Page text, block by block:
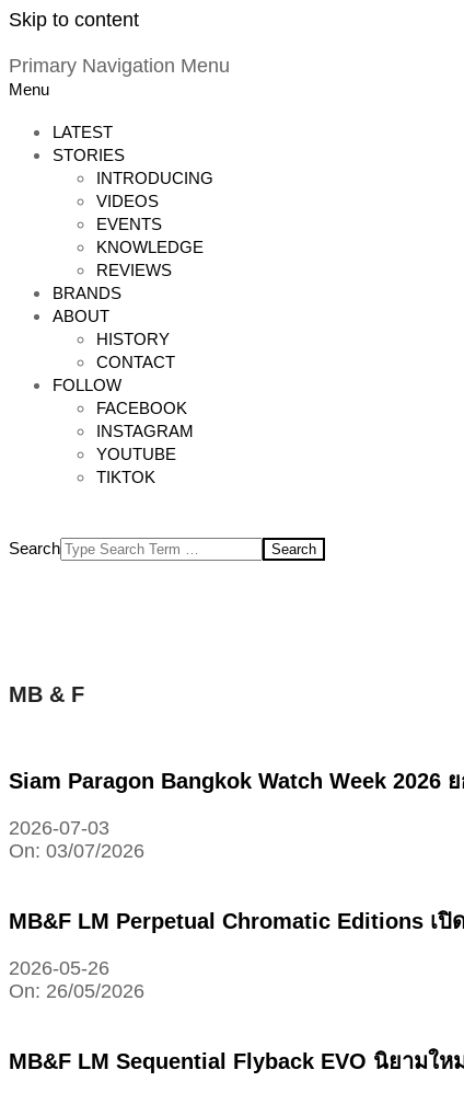
Skip to content
Primary Navigation Menu
Menu
LATEST
STORIES
INTRODUCING
VIDEOS
EVENTS
KNOWLEDGE
REVIEWS
BRANDS
ABOUT
HISTORY
CONTACT
FOLLOW
FACEBOOK
INSTAGRAM
YOUTUBE
TIKTOK
Search
MB & F
Siam Paragon Bangkok Watch Week 2026
2026-07-03
On: 03/07/2026
MB&F LM Perpetual Chromatic Editions
2026-05-26
On: 26/05/2026
MB&F LM Sequential Flyback EVO นิยาม